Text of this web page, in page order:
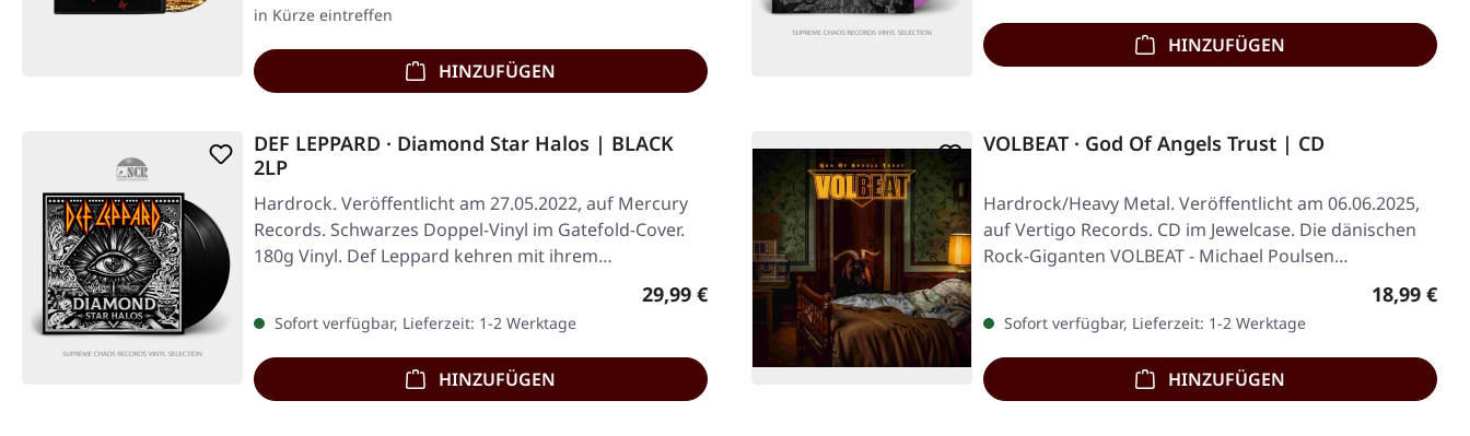
in Kürze eintreffen
HINZUFÜGEN
HINZUFÜGEN
DEF LEPPARD · Diamond Star Halos | BLACK
2LP
Hardrock. Veröffentlicht am 27.05.2022, auf Mercury
Records. Schwarzes Doppel-Vinyl im Gatefold-Cover.
180g Vinyl. Def Leppard kehren mit ihrem…
Regulärer Preis:
29,99 €
Sofort verfügbar, Lieferzeit: 1-2 Werktage
HINZUFÜGEN
VOLBEAT · God Of Angels Trust | CD
Hardrock/Heavy Metal. Veröffentlicht am 06.06.2025,
auf Vertigo Records. CD im Jewelcase. Die dänischen
Rock-Giganten VOLBEAT - Michael Poulsen…
Regulärer
18,99 €
Sofort verfügbar, Lieferzeit: 1-2 Werktage
HINZUFÜGEN